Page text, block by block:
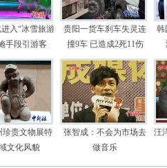
入“冰雪旅游
手段引游客
贵阳一货车刹车失灵连
撞9车 已造成2死11伤
韩
珍贵文物展特
文化风貌
张智成：不会为市场去
做音乐
汪